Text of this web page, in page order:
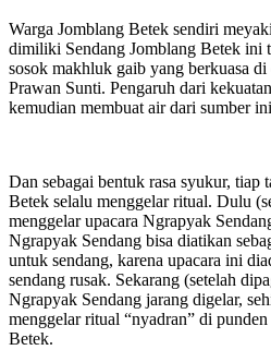
Warga Jomblang Betek sendiri
dimiliki Sendang Jomblang Betek ini
sosok makhluk gaib yang berkuasa
Prawan Sunti. Pengaruh dari
kemudian membuat air dari sumber
Dan sebagai bentuk rasa syukur, tiap
Betek selalu menggelar ritual. Dulu
menggelar upacara Ngrapyak
Ngrapyak Sendang bisa diatikan
untuk sendang, karena upacara ini
sendang rusak. Sekarang (setelah
Ngrapyak Sendang jarang digelar,
menggelar ritual “nyadran” di
Betek.